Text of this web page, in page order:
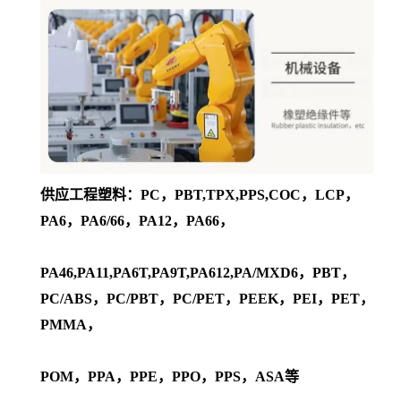
供应工程塑料：PC，PBT,TPX,PPS,COC，LCP，
PA6，PA6/66，PA12，PA66，
PA46,PA11,PA6T,PA9T,PA612,PA/MXD6，PBT，
PC/ABS，PC/PBT，PC/PET，PEEK，PEI，PET，
PMMA，
POM，PPA，PPE，PPO，PPS，ASA等